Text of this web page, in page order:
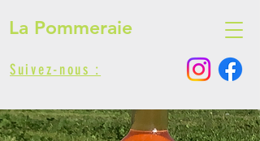
La Pommeraie
Suivez-nous :